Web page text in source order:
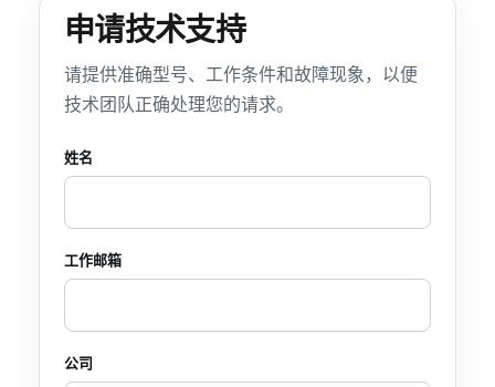
申请技术支持
请提供准确型号、工作条件和故障现象，以便
技术团队正确处理您的请求。
公司网站
姓名
工作邮箱
公司